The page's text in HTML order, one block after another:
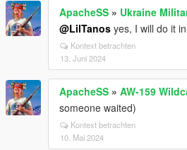
ApacheSS » Ukraine
@LilTanos yes, I will do it
Kontext betrachten
13. Juni 2024
ApacheSS » AW-159
someone waited)
Kontext betrachten
10. Mai 2024